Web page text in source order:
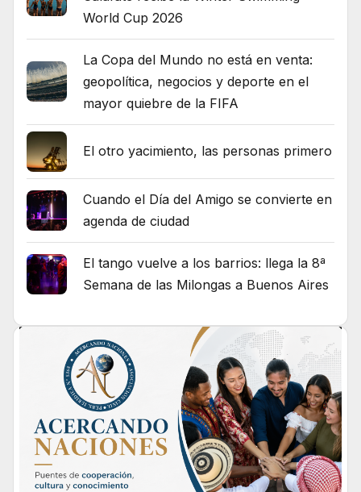
World Cup 2026
La Copa del Mundo no está en venta:
geopolítica, negocios y deporte en el
mayor quiebre de la FIFA
El otro yacimiento, las personas primero
Cuando el Día del Amigo se convierte en
agenda de ciudad
El tango vuelve a los barrios: llega la 8ª
Semana de las Milongas a Buenos Aires